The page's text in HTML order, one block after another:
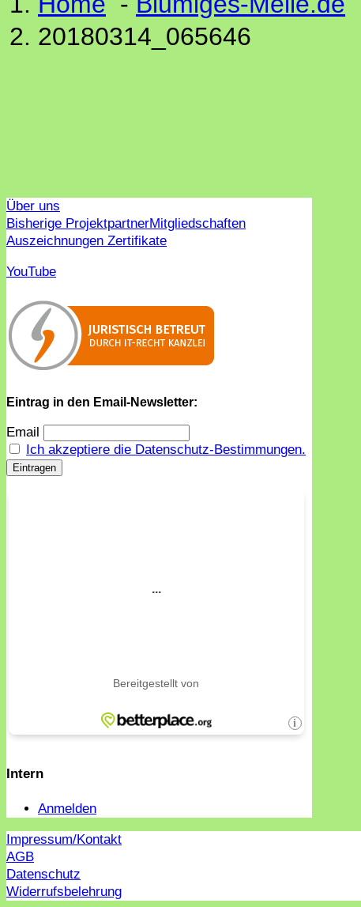
20180314_065646
Über uns
Bisherige ProjektpartnerMitgliedschaften
Auszeichnungen Zertifikate
YouTube
Eintrag in den Email-Newsletter:
Email
Ich akzeptiere die Datenschutz-Bestimmungen.
Intern
Anmelden
Impressum/Kontakt
AGB
Datenschutz
Widerrufsbelehrung